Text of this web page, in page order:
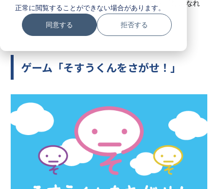
正常に閲覧することができない場合があります。
同意する 拒否する
とスゴい数学」シリーズなどのお楽しみ動画をご覧になれ
ます。
ゲーム「そすうくんをさがせ！」